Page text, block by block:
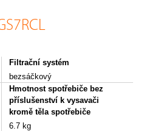
Filtrační systém
bezsáčkový
Hmotnost spotřebiče bez
příslušenství k vysavači
kromě těla spotřebiče
6.7 kg